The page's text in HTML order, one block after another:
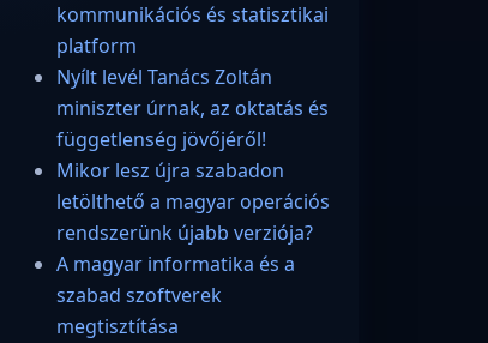
kommunikációs és statisztikai
platform
Nyílt levél Tanács Zoltán
miniszter úrnak, az oktatás és
függetlenség jövőjéről!
Mikor lesz újra szabadon
letölthető a magyar operációs
rendszerünk újabb verziója?
A magyar informatika és a
szabad szoftverek
megtisztítása